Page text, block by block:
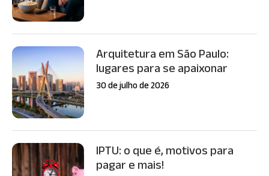
Arquitetura em São Paulo:
lugares para se apaixonar
30 de julho de 2026
IPTU: o que é, motivos para
pagar e mais!